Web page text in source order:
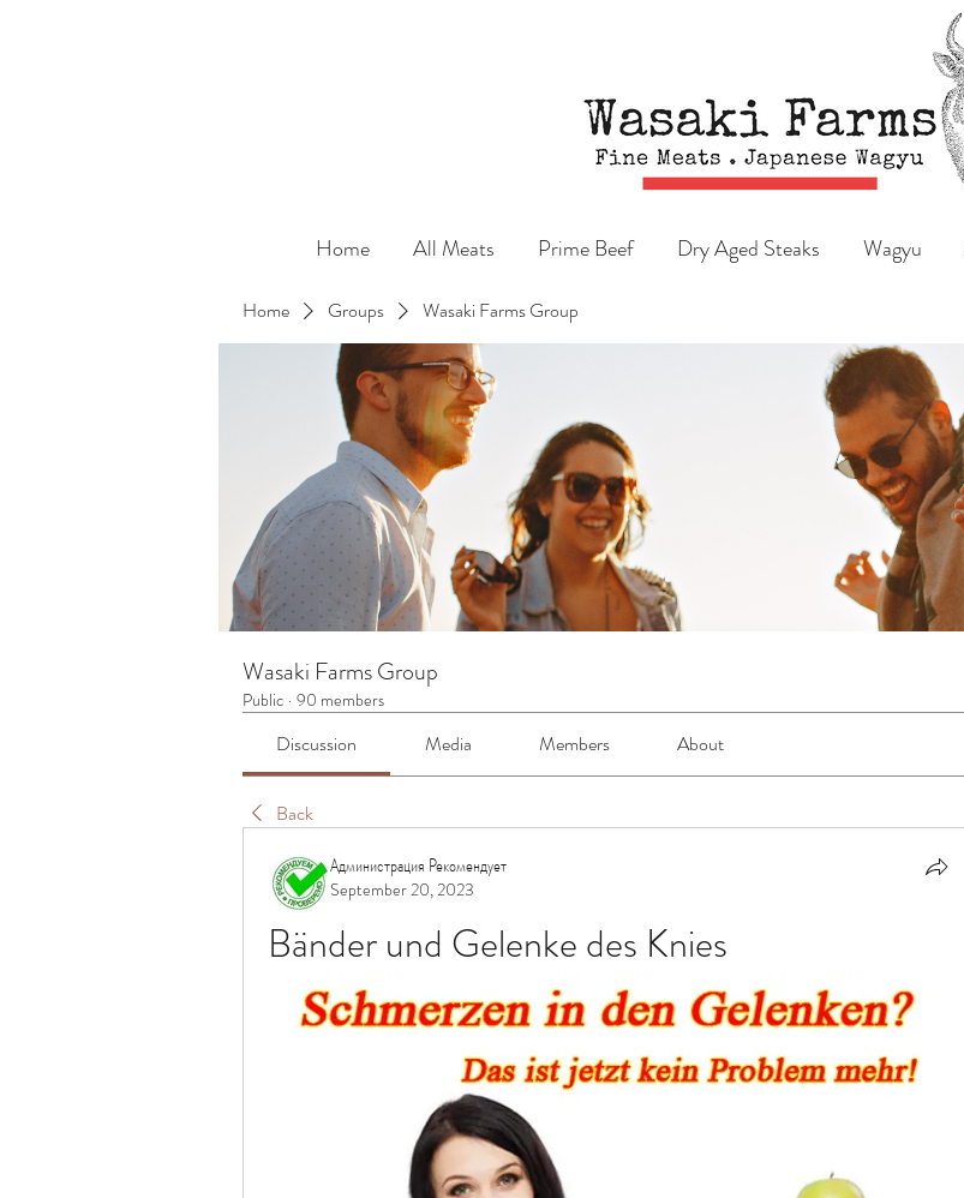
Home All Meats Prime Beef Dry Aged Steaks Wagyu
Home Groups Wasaki Farms Group
Wasaki Farms Group
Public · 90 members
Discussion Media Members About
Back
Администрация Рекомендует
September 20, 2023
Bänder und Gelenke des Knies